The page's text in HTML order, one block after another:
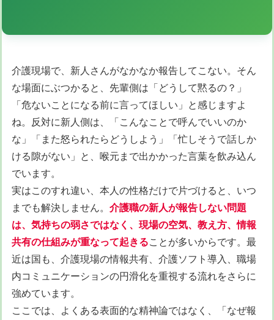
介護現場で、新人さんがなかなか報告してこない。そん
な場面にぶつかると、先輩側は「どうして黙るの？」
「危ないことになる前に言ってほしい」と感じますよ
ね。反対に新人側は、「こんなことで呼んでいいのか
な」「また怒られたらどうしよう」「忙しそうで話しか
ける隙がない」と、喉元まで出かかった言葉を飲み込ん
でいます。
実はこのすれ違い、本人の性格だけで片づけると、いつ
までも解決しません。 介護職の新人が報告しない問題
は、気持ちの弱さではなく、現場の空気、教え方、情報
共有の仕組みが重なって起きることが多いからです。最
近は国も、介護現場の情報共有、介護ソフト導入、職場
内コミュニケーションの円滑化を重視する流れをさらに
強めています。
ここでは、よくある表面的な精神論ではなく、「なぜ報